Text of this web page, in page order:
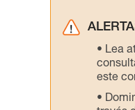
Lea
este